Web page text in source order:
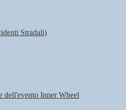
Stradali)
dell'evento Inner Wheel